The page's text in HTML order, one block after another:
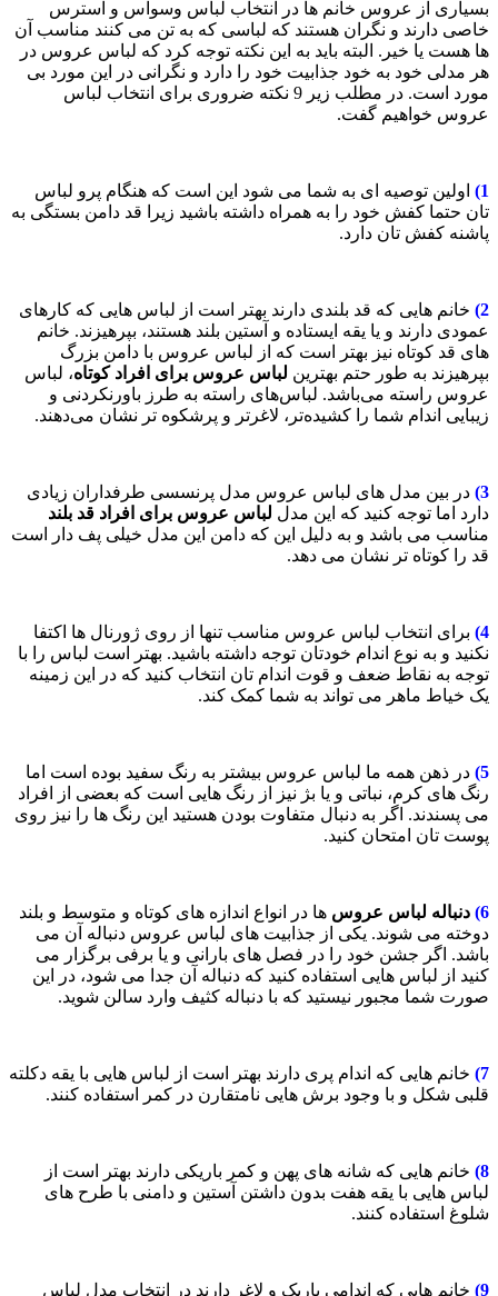
بسیاری از عروس خانم ها در انتخاب لباس وسواس و استرس
خاصی دارند و نگران هستند که لباسی که به تن می کنند مناسب آن
ها هست یا خیر. البته باید به این نکته توجه کرد که لباس عروس در
هر مدلی خود به خود جذابیت خود را دارد و نگرانی در این مورد بی
مورد است. در مطلب زیر 9 نکته ضروری برای انتخاب لباس
عروس خواهیم گفت.
1)
اولین توصیه ای به شما می شود این است که هنگام پرو لباس
تان حتما کفش خود را به همراه داشته باشید زیرا قد دامن بستگی به
پاشنه کفش تان دارد.
2) خانم هایی که قد بلندی دارند بهتر است از لباس هایی که کارهای
عمودی دارند و یا یقه ایستاده و آستین بلند هستند، بپرهیزند. خانم
های قد کوتاه نیز بهتر است که از لباس عروس با دامن بزرگ
بپرهیزند به طور حتم بهترین لباس عروس برای افراد کوتاه، لباس
عروس راسته می‌باشد. لباس‌های راسته به طرز باورنکردنی و
زیبایی‌ اندام شما را کشیده‌تر، لاغرتر و پرشکوه تر نشان می‌دهند.
3) در بین مدل های لباس عروس مدل پرنسسی طرفداران زیادی
دارد اما توجه کنید که این مدل لباس عروس برای افراد قد بلند
مناسب می باشد و به دلیل این که دامن این مدل خیلی پف دار است
قد را کوتاه تر نشان می دهد.
4) برای انتخاب لباس عروس مناسب تنها از روی ژورنال ها اکتفا
نکنید و به نوع اندام خودتان توجه داشته باشید. بهتر است لباس را با
توجه به نقاط ضعف و قوت اندام تان انتخاب کنید که در این زمینه
یک خیاط ماهر می تواند به شما کمک کند.
5) در ذهن همه ما لباس عروس بیشتر به رنگ سفید بوده است اما
رنگ های کرم، نباتی و یا بژ نیز از رنگ هایی است که بعضی از افراد
می پسندند. اگر به دنبال متفاوت بودن هستید این رنگ ها را نیز روی
پوست تان امتحان کنید.
6) دنباله لباس عروس ها در انواع اندازه های کوتاه و متوسط و بلند
دوخته می شوند. یکی از جذابیت های لباس عروس دنباله آن می
باشد. اگر جشن خود را در فصل های بارانی و یا برفی برگزار می
کنید از لباس هایی استفاده کنید که دنباله آن جدا می شود، در این
صورت شما مجبور نیستید که با دنباله کثیف وارد سالن شوید.
7)
خانم هایی که اندام پری دارند بهتر است از لباس هایی با یقه دکلته
قلبی شکل و با وجود برش هایی نامتقارن در کمر استفاده کنند.
8) خانم هایی که شانه های پهن و کمر باریکی دارند بهتر است از
لباس هایی با یقه هفت بدون داشتن آستین و دامنی با طرح های
شلوغ استفاده کنند.
9) خانم هایی که اندامی باریک و لاغر دارند در انتخاب مدل لباس